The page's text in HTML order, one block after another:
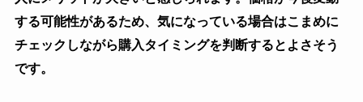
する可能性があるため、気になっている場合はこまめに
チェックしながら購入タイミングを判断するとよさそう
です。